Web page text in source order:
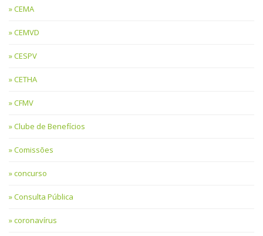
CEMA
CEMVD
CESPV
CETHA
CFMV
Clube de Benefícios
Comissões
concurso
Consulta Pública
coronavírus